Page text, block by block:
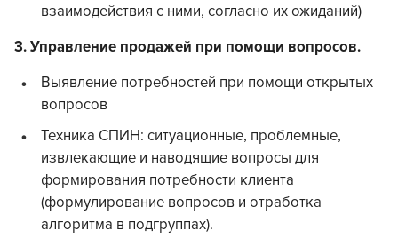
взаимодействия с ними, согласно их ожиданий)
3. Управление продажей при помощи вопросов.
Выявление потребностей при помощи открытых
вопросов
Техника СПИН: ситуационные, проблемные,
извлекающие и наводящие вопросы для
формирования потребности клиента
(формулирование вопросов и отработка
алгоритма в подгруппах).